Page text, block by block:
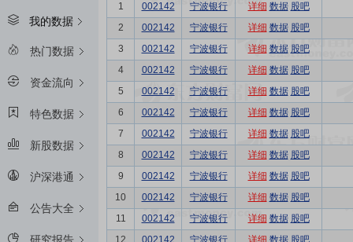
我的数据
热门数据
资金流向
特色数据
新股数据
沪深港通
公告大全
1 002142 宁波银行 详细 数据 股吧
2
002142 宁波银行 详细 数据 股吧
3
002142 宁波银行 详细 数据 股吧
4
002142 宁波银行 详细 数据 股吧
5
002142 宁波银行 详细 数据 股吧
6
002142 宁波银行 详细 数据 股吧
7
002142 宁波银行 详细 数据 股吧
8
002142 宁波银行 详细 数据 股吧
9
002142 宁波银行 详细 数据 股吧
10
002142 宁波银行 详细 数据 股吧
11
002142 宁波银行 详细 数据 股吧
12
002142 宁波银行 详细 数据 股吧